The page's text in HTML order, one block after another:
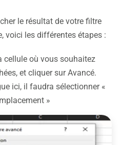
le résultat de votre filtre
voici les différentes étapes :
cellule où vous souhaitez
et cliquer sur Avancé.
ici, il faudra sélectionner «
»